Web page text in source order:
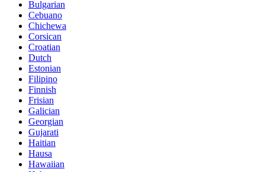
Bulgarian
Cebuano
Chichewa
Corsican
Croatian
Dutch
Estonian
Filipino
Finnish
Frisian
Galician
Georgian
Gujarati
Haitian
Hausa
Hawaiian